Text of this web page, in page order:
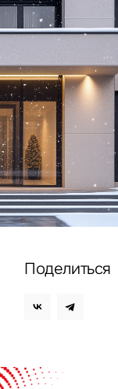
Поделиться